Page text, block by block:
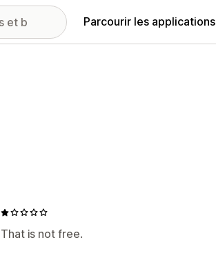
Parcourir les applications
That is not free.